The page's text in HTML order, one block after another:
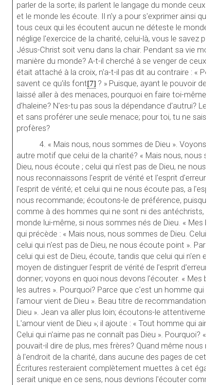
parler de la sorte; ils parlent le langage du monde ceux
et le monde les écoute. Il n'y a pour s'exprimer ainsi que
tous ceux qui les écoutent aucun ne déteste le monde;
néglige l'exercice de la charité, celui-là, vous le savez
Jésus-Christ soit venu dans la chair. Pendant sa vie
manière du monde? A-t-il cherché à se venger de ceux
était attaché à la croix, n'a-t-il pas dit au contraire : «
savent ce qu'ils font[7] ? » Puisque, ayant le pouvoir de
laissé aller à des menaces, pourquoi en faire toi-même ?
d'haleine? N'es-tu pas sous la dépendance d'autrui? Le
et sans proférer une seule menace; pour toi, tu ne sais
profères?
4. « Mais nous, nous sommes de Dieu ». Voyons
autre motif que celui de la charité? « Mais nous, nous
Dieu, nous écoute ; celui qui n'est pas de Dieu, ne nous
nous reconnaissons l'esprit de vérité et l'esprit d'erreur ».
l'esprit de vérité; et celui qui ne nous écoute pas, a
nous recommande; écoutons-le de préférence, puisqu'il
comme à des hommes qui ne sont ni des antéchrists, ni
monde lui-même, si nous sommes nés de Dieu. « Mes
qui précède : « Mais nous, nous sommes de Dieu. Celui
celui qui n'est pas de Dieu, ne nous écoute point ». Par
celui qui est de Dieu, écoute, tandis que celui qui n'en
moyen de distinguer l'esprit de vérité de l'esprit d'erreur.
donner; voyons en quoi nous devons l'écouter. « Mes
les autres ». Pourquoi? Parce que c'est un homme qui
l'amour vient de Dieu ». Beau titre de recommandation
Dieu ». Jean va aller plus loin; écoutons-le attentivement.
L'amour vient de Dieu »; il ajoute : « Tout homme qui
Celui qui n'aime pas ne connaît pas Dieu ». Pourquoi?
pouvait-il dire de plus, mes frères? Quand même nous
à l'endroit de la charité, dans aucune des pages de cette
Écritures resteraient complètement muettes à cet
serait unique en ce sens, nous devrions l'écouter comme